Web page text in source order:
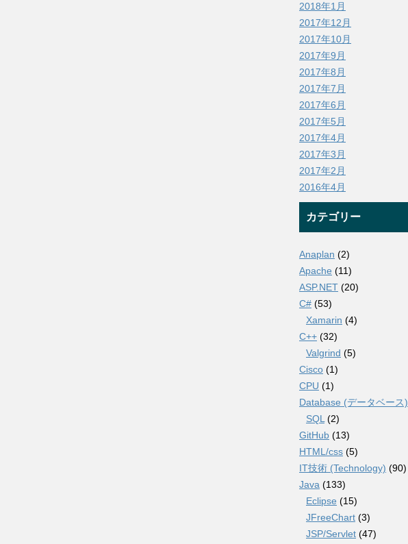
2018年1月
2017年12月
2017年10月
2017年9月
2017年8月
2017年7月
2017年6月
2017年5月
2017年4月
2017年3月
2017年2月
2016年4月
カテゴリー
Anaplan (2)
Apache (11)
ASP.NET (20)
C# (53)
Xamarin (4)
C++ (32)
Valgrind (5)
Cisco (1)
CPU (1)
Database (データベース)
SQL (2)
GitHub (13)
HTML/css (5)
IT技術 (Technology) (90)
Java (133)
Eclipse (15)
JFreeChart (3)
JSP/Servlet (47)